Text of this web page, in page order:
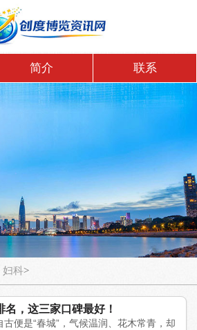
简介 联系
妇科>
名，这三家口碑最好！
便是“春城”，气候温润、花木常青，却